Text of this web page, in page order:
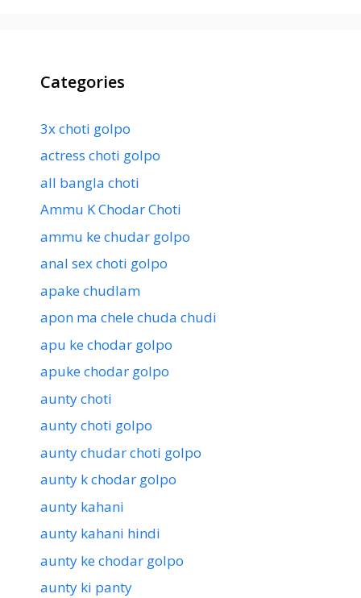
Categories
3x choti golpo
actress choti golpo
all bangla choti
Ammu K Chodar Choti
ammu ke chudar golpo
anal sex choti golpo
apake chudlam
apon ma chele chuda chudi
apu ke chodar golpo
apuke chodar golpo
aunty choti
aunty choti golpo
aunty chudar choti golpo
aunty k chodar golpo
aunty kahani
aunty kahani hindi
aunty ke chodar golpo
aunty ki panty